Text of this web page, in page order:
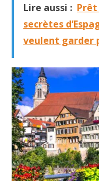
Lire aussi :
secrètes
veulent garder